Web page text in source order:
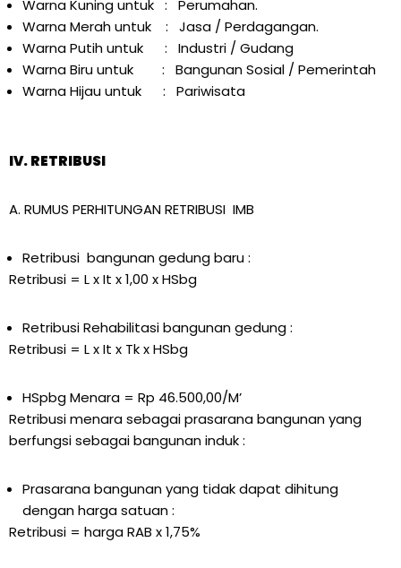
Warna Kuning untuk : Perumahan.
Warna Merah untuk : Jasa / Perdagangan.
Warna Putih untuk : Industri / Gudang
Warna Biru untuk : Bangunan Sosial / Pemerintah
Warna Hijau untuk : Pariwisata
IV. RETRIBUSI
A. RUMUS PERHITUNGAN RETRIBUSI IMB
Retribusi bangunan gedung baru :
Retribusi = L x It x 1,00 x HSbg
Retribusi Rehabilitasi bangunan gedung :
Retribusi = L x It x Tk x HSbg
HSpbg Menara = Rp 46.500,00/M’
Retribusi menara sebagai prasarana bangunan yang
berfungsi sebagai bangunan induk :
Prasarana bangunan yang tidak dapat dihitung
dengan harga satuan :
Retribusi = harga RAB x 1,75%